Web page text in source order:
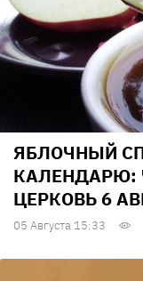
ЯБЛОЧНЫЙ
КАЛЕНДАРЮ:
ЦЕРКОВЬ 6
05 Августа 15:33